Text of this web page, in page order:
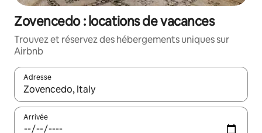
Zovencedo : locations de vacances
Trouvez et réservez des hébergements uniques sur
Airbnb
Adresse
Lorsque les résultats s'affichent, utilisez les flèches vers le
Arrivée